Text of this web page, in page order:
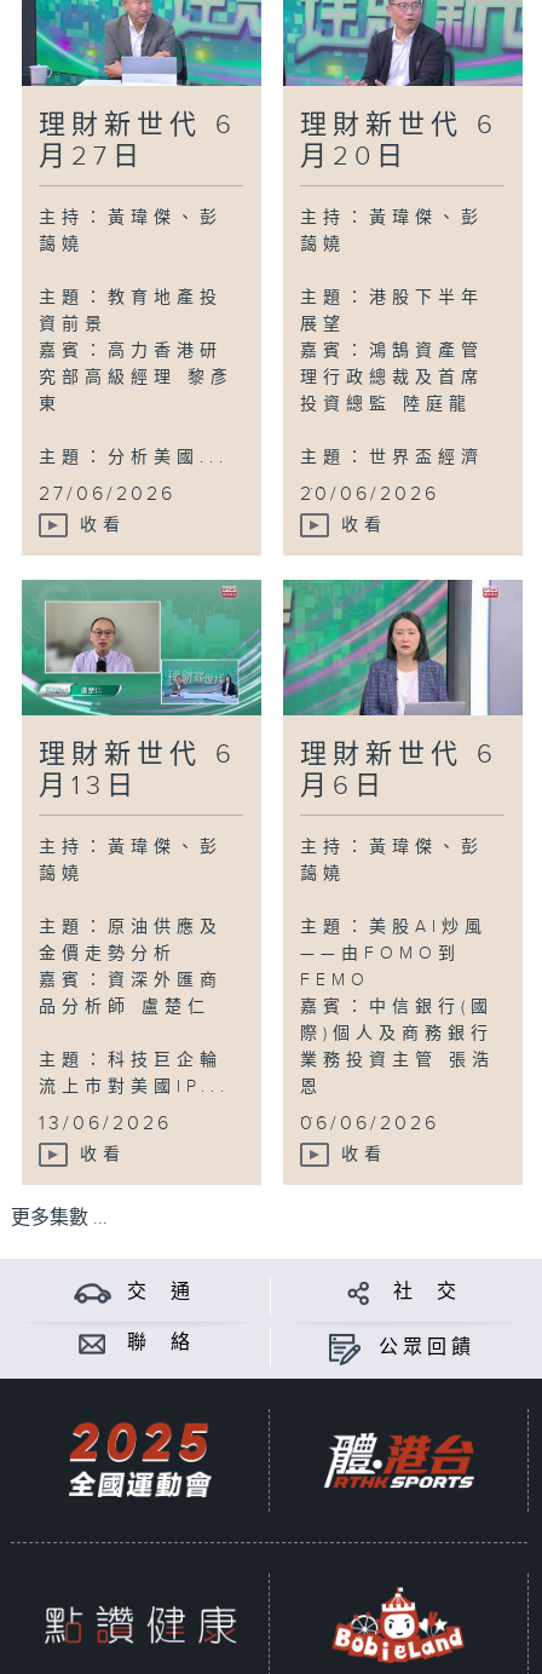
理財新世代 6
月27日
主持：黃瑋傑、彭
藹嬈
主題：教育地產投
資前景
嘉賓：高力香港研
究部高級經理 黎彥
東
主題：分析美國...
27/06/2026
收看
理財新世代 6
月20日
主持：黃瑋傑、彭
藹嬈
主題：港股下半年
展望
嘉賓：鴻鵠資產管
理行政總裁及首席
投資總監 陸庭龍
主題：世界盃經濟
...
20/06/2026
收看
理財新世代 6
月13日
主持：黃瑋傑、彭
藹嬈
主題：原油供應及
金價走勢分析
嘉賓：資深外匯商
品分析師 盧楚仁
主題：科技巨企輪
流上市對美國IP...
13/06/2026
收看
理財新世代 6
月6日
主持：黃瑋傑、彭
藹嬈
主題：美股AI炒風
——由FOMO到
FEMO
嘉賓：中信銀行(國
際)個人及商務銀行
業務投資主管 張浩
恩
...
06/06/2026
收看
更多集數 ...
交 通 社 交
聯 絡 公眾回饋